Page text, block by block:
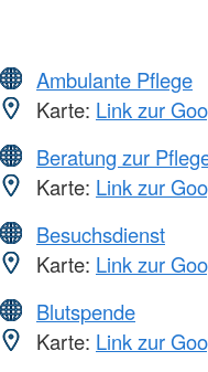
Ambulante Pflege
Karte: Link zur
Beratung zur
Karte: Link zur
Besuchsdienst
Karte: Link zur
Blutspende
Karte: Link zur